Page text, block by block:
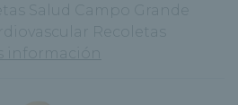
Salud Campo Grande
Recoletas
información